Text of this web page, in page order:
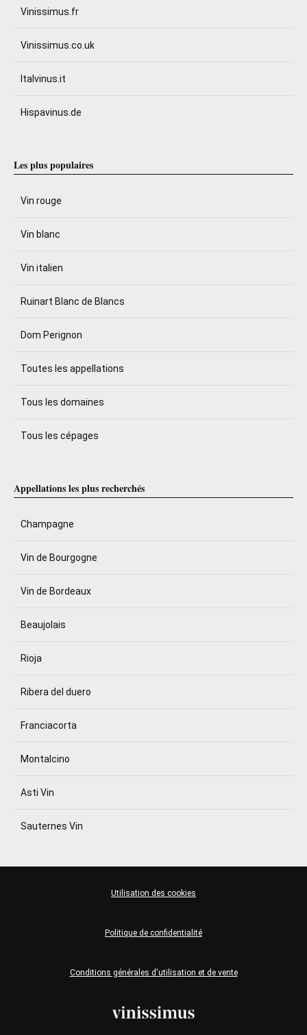
Vinissimus.fr
Vinissimus.co.uk
Italvinus.it
Hispavinus.de
Les plus populaires
Vin rouge
Vin blanc
Vin italien
Ruinart Blanc de Blancs
Dom Perignon
Toutes les appellations
Tous les domaines
Tous les cépages
Appellations les plus recherchés
Champagne
Vin de Bourgogne
Vin de Bordeaux
Beaujolais
Rioja
Ribera del duero
Franciacorta
Montalcino
Asti Vin
Sauternes Vin
Conditions générales d'utilisation et de vente
Politique de confidentialité
Utilisation des cookies